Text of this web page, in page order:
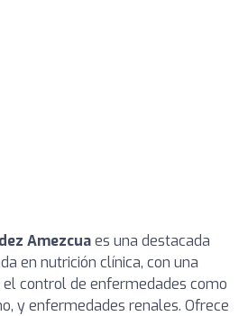
Amezcuaes una destacada
en nutrición clínica, con una
control de enfermedades como
y enfermedades renales. Ofrece